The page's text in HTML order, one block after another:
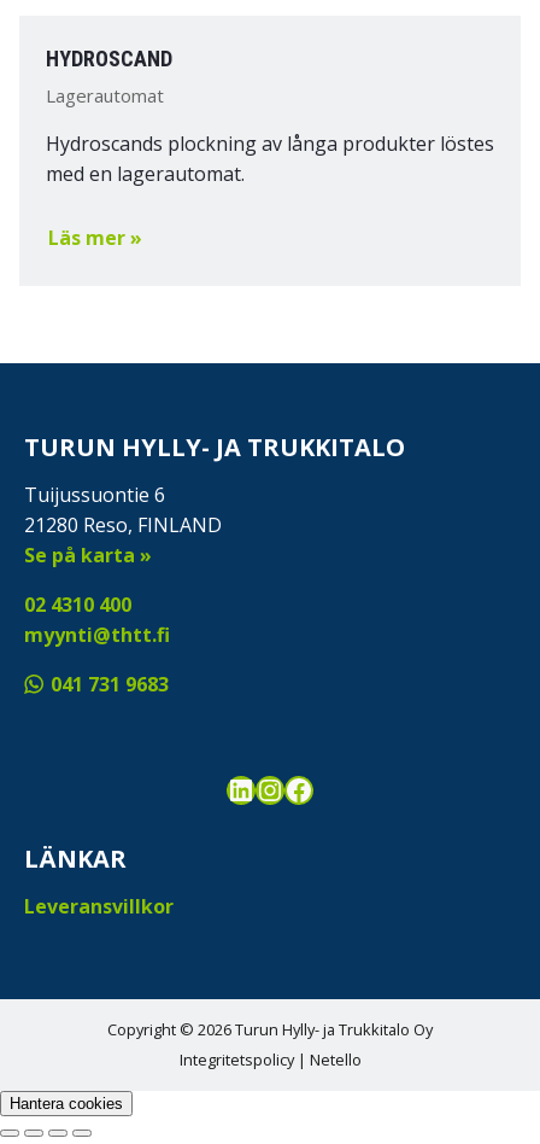
HYDROSCAND
Lagerautomat
Hydroscands plockning av långa produkter löstes
med en lagerautomat.
Läs mer »
TURUN HYLLY- JA TRUKKITALO
Tuijussuontie 6
21280 Reso, FINLAND
Se på karta »
02 4310 400
myynti@thtt.fi
041 731 9683
LinkedIn
Instagram
Facebook
LÄNKAR
Leveransvillkor
Copyright © 2026 Turun Hylly- ja Trukkitalo Oy
Integritetspolicy| Netello
Hantera cookies